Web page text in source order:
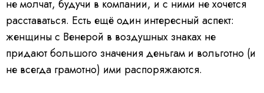
не молчат, будучи в компании, и с ними не хочется
расставаться. Есть ещё один интересный аспект:
женщины с Венерой в воздушных знаках не
придают большого значения деньгам и вольготно (и
не всегда грамотно) ими распоряжаются.